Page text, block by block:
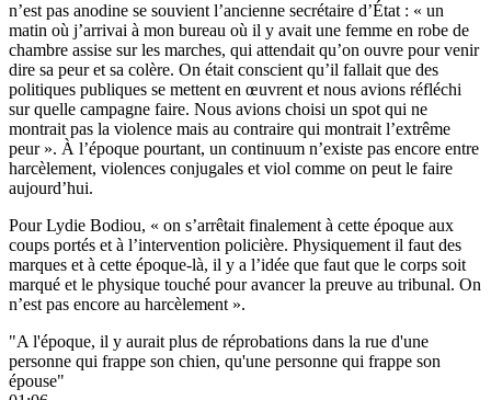
n’est pas anodine se souvient l’ancienne secrétaire d’État : « un
matin où j’arrivai à mon bureau où il y avait une femme en robe de
chambre assise sur les marches, qui attendait qu’on ouvre pour venir
dire sa peur et sa colère. On était conscient qu’il fallait que des
politiques publiques se mettent en œuvrent et nous avions réfléchi
sur quelle campagne faire. Nous avions choisi un spot qui ne
montrait pas la violence mais au contraire qui montrait l’extrême
peur ». À l’époque pourtant, un continuum n’existe pas encore entre
harcèlement, violences conjugales et viol comme on peut le faire
aujourd’hui.
Pour Lydie Bodiou, « on s’arrêtait finalement à cette époque aux
coups portés et à l’intervention policière. Physiquement il faut des
marques et à cette époque-là, il y a l’idée que faut que le corps soit
marqué et le physique touché pour avancer la preuve au tribunal. On
n’est pas encore au harcèlement ».
"A l'époque, il y aurait plus de réprobations dans la rue d'une
personne qui frappe son chien, qu'une personne qui frappe son
épouse"